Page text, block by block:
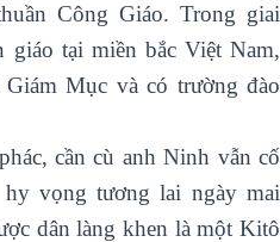
Công Giáo. Trong giai
giáo tại miền bắc Việt Nam,
Mục và có trường đào
cần cù anh Ninh vẫn cố
vọng tương lai ngày mai
dân làng khen là một Kitô